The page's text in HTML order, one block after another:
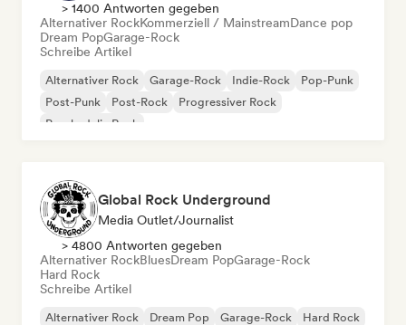
> 1400 Antworten gegeben
Alternativer RockKommerziell / MainstreamDance pop
Dream PopGarage-Rock
Schreibe Artikel
Alternativer Rock Garage-Rock Indie-Rock
Pop-Punk
Post-Punk
Post-Rock
Progressiver Rock
Psychedelic Rock
Global Rock Underground
Media Outlet/Journalist
> 4800 Antworten gegeben
Alternativer RockBluesDream PopGarage-Rock
Hard Rock
Schreibe Artikel
Alternativer Rock Dream Pop Garage-Rock
Hard Rock